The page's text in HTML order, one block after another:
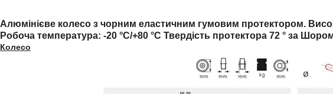
Алюмінієве колесо з чорним еластичним гумовим протектором.
Робоча температура: -20 °C/+80 °C Твердість протектора 72 ° за
Колесо